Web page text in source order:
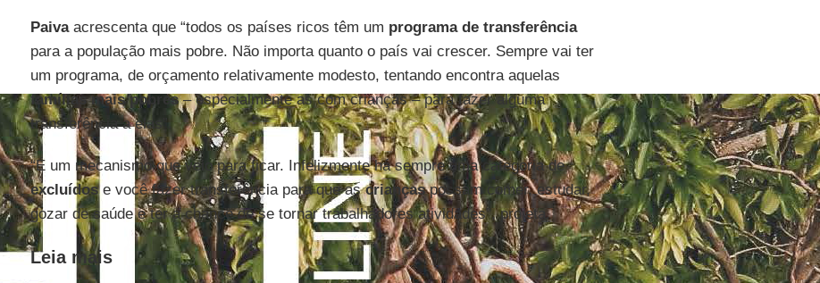
Paivaacrescenta que “todos os países ricos têm um programa de transferência
para a população mais pobre. Não importa quanto o país vai crescer. Sempre vai ter
um programa, de orçamento relativamente modesto, tentando encontra aquelas
famílias mais pobres– especialmente as com crianças – para fazer alguma
transferência a elas”.
“É um mecanismo que veio para ficar. Infelizmente há sempre uma categoria de
excluídose você fazer transferência para que ascriançaspossam comer, estudar,
gozar de saúde e ter a chance de se tornar trabalhadores atividades”, projeta.
Leia mais